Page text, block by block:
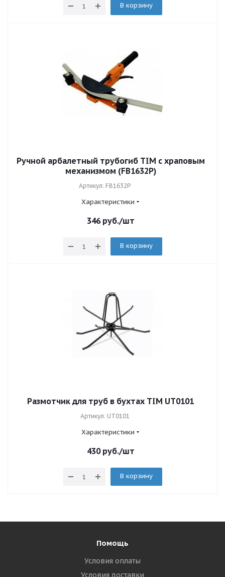
В корзину
Ручной арбалетный трубогиб TIM с храповым
механизмом (FB1632P)
Артикул: FB1632P
Характеристики
346руб./шт
В корзину
Размотчик для труб в бухтах TIM UT0101
Артикул: UT0101
Характеристики
430руб./шт
В корзину
Помощь
Условия оплаты
Условия доставки